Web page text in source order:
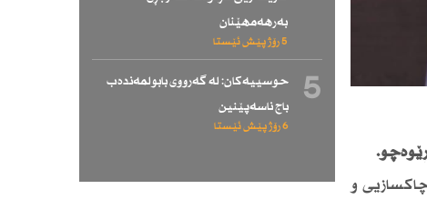
و
بەرهەمهێنان
5 رۆژ پێش ئێستا
5
حوسییەكان: لە گەرووی بابولمەندەب
باج ناسەپێنین
6 رۆژ پێش ئێستا